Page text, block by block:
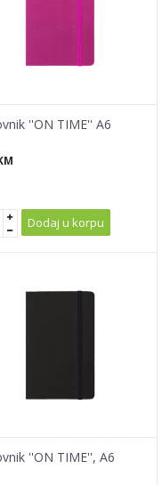
''ON TIME'' A6
Dodaj u korpu
''ON TIME'', A6